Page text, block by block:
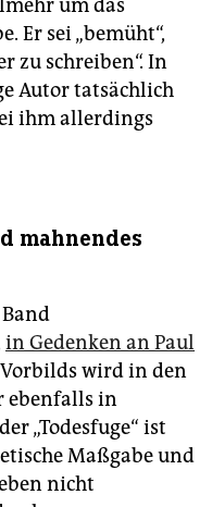
um das
Er sei „bemüht“,
zu schrei­ben“. In
Autor tatsächlich
ihm allerdings
mahnendes
in Gedenken an Paul
Vorbilds wird in den
ebenfalls in
„Todesfuge“ ist
Maßgabe und
nicht